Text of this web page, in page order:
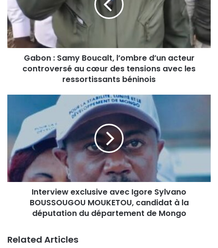
Gabon : Samy Boucalt, l’ombre d’un acteur
controversé au cœur des tensions avec les
ressortissants béninois
Interview exclusive avec Igore Sylvano
BOUSSOUGOU MOUKETOU, candidat à la
députation du département de Mongo
Related Articles